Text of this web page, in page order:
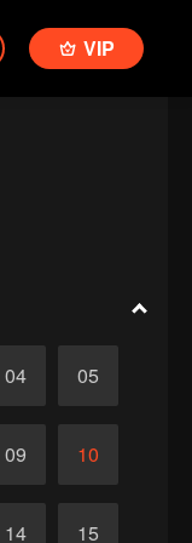
VIP
04 05
09 10
14 15